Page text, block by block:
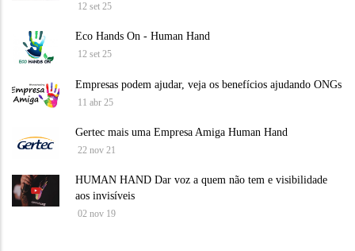
12 set 25
Eco Hands On - Human Hand
12 set 25
Empresas podem ajudar, veja os benefícios ajudando ONGs
11 abr 25
Gertec mais uma Empresa Amiga Human Hand
22 nov 21
HUMAN HAND Dar voz a quem não tem e visibilidade
aos invisíveis
02 nov 19